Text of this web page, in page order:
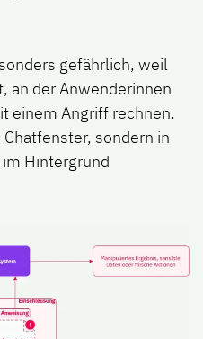
gefährlich, weil
an der Anwenderinnen
einem Angriff rechnen.
sondern in
Hintergrund